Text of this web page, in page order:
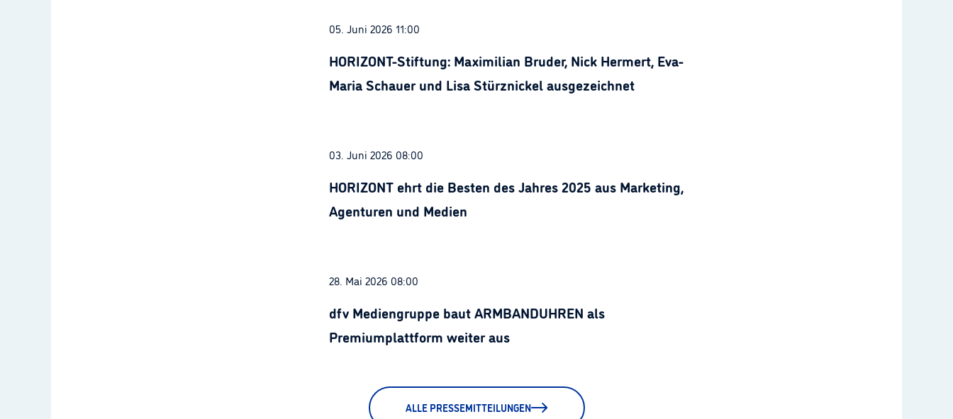
05. Juni 2026 11:00
HORIZONT-Stiftung: Maximilian Bruder, Nick Hermert, Eva-
Maria Schauer und Lisa Stürznickel ausgezeichnet
03. Juni 2026 08:00
HORIZONT ehrt die Besten des Jahres 2025 aus Marketing,
Agenturen und Medien
28. Mai 2026 08:00
dfv Mediengruppe baut ARMBANDUHREN als
Premiumplattform weiter aus
ALLE PRESSEMITTEILUNGEN